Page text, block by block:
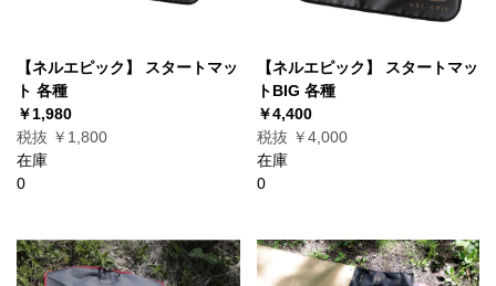
【ネルエピック】 スタートマッ
ト 各種
￥1,980
税抜 ￥1,800
在庫
0
【ネルエピック】 スタートマッ
トBIG 各種
￥4,400
税抜 ￥4,000
在庫
0